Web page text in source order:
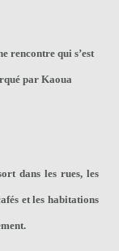
rencontre qui s’est
par Kaoua
dans les rues, les
et les habitations